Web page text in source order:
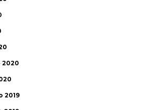
2020
2019